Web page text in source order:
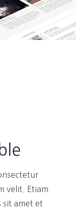
velit. Etiam
sit amet et